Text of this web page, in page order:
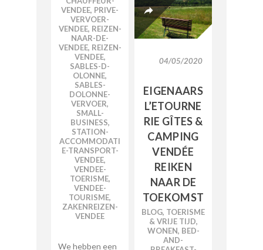
VENDEE, PRIVE-
VERVOER-
VENDEE, REIZEN-
NAAR-DE-
VENDEE, REIZEN-
VENDEE,
SABLES-D-
OLONNE,
SABLES-
DOLONNE-
VERVOER,
SMALL-
BUSINESS,
STATION-
ACCOMMODATI
E-TRANSPORT-
VENDEE,
VENDEE-
TOERISME,
VENDEE-
TOURISME,
ZAKENREIZEN-
VENDEE
We hebben een
04/05/2020
EIGENAARS
L’ETOURNE
RIE GÎTES &
CAMPING
VENDÉE
REIKEN
NAAR DE
TOEKOMST
BLOG, TOERISME
& VRIJE TIJD,
WONEN, BED-
AND-